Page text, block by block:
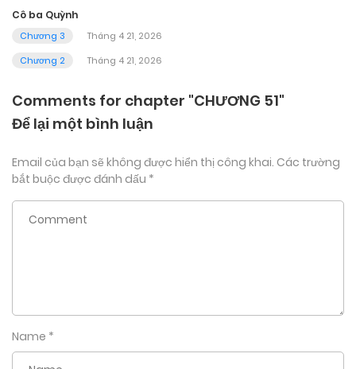
Cô ba Quỳnh
Chương 3
Tháng 4 21, 2026
Chương 2
Tháng 4 21, 2026
Comments for chapter "CHƯƠNG 51"
Để lại một bình luận
Email của bạn sẽ không được hiển thị công khai. Các trường
bắt buộc được đánh dấu *
Name *